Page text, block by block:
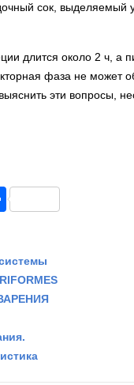
сок, выделяемый
длится около 2 ч, а
фаза не может
эти вопросы,
Отправить